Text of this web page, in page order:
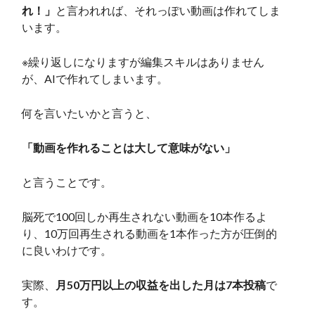
れ！」 と言われれば、それっぽい動画は作れてしま
います。
※繰り返しになりますが編集スキルはありません
が、AIで作れてしまいます。
何を言いたいかと言うと、
「動画を作れることは大して意味がない」
と言うことです。
脳死で100回しか再生されない動画を10本作るよ
り、10万回再生される動画を1本作った方が圧倒的
に良いわけです。
実際、 月50万円以上の収益を出した月は7本投稿で
す。